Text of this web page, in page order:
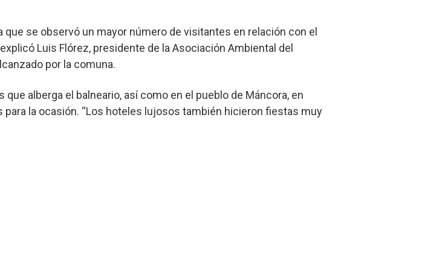
se observó un mayor número de visitantes en relación con el
Luis Flórez, presidente de la Asociación Ambiental del
por la comuna.
alberga el balneario, así como en el pueblo de Máncora, en
la ocasión. “Los hoteles lujosos también hicieron fiestas muy